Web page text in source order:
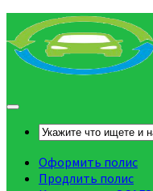
Оформить полис
Продлить полис